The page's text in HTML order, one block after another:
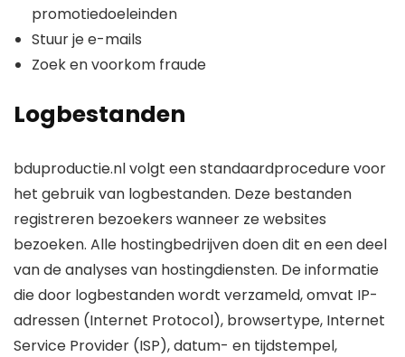
promotiedoeleinden
Stuur je e-mails
Zoek en voorkom fraude
Logbestanden
bduproductie.nl volgt een standaardprocedure voor
het gebruik van logbestanden. Deze bestanden
registreren bezoekers wanneer ze websites
bezoeken. Alle hostingbedrijven doen dit en een deel
van de analyses van hostingdiensten. De informatie
die door logbestanden wordt verzameld, omvat IP-
adressen (Internet Protocol), browsertype, Internet
Service Provider (ISP), datum- en tijdstempel,